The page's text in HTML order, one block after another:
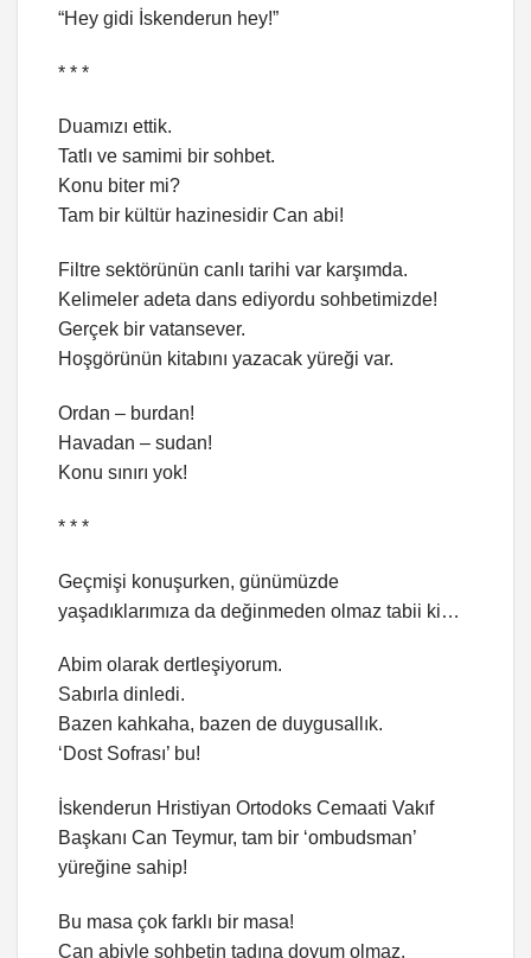
“Hey gidi İskenderun hey!”
* * *
Duamızı ettik.
Tatlı ve samimi bir sohbet.
Konu biter mi?
Tam bir kültür hazinesidir Can abi!
Filtre sektörünün canlı tarihi var karşımda.
Kelimeler adeta dans ediyordu sohbetimizde!
Gerçek bir vatansever.
Hoşgörünün kitabını yazacak yüreği var.
Ordan – burdan!
Havadan – sudan!
Konu sınırı yok!
* * *
Geçmişi konuşurken, günümüzde
yaşadıklarımıza da değinmeden olmaz tabii ki…
Abim olarak dertleşiyorum.
Sabırla dinledi.
Bazen kahkaha, bazen de duygusallık.
‘Dost Sofrası’ bu!
İskenderun Hristiyan Ortodoks Cemaati Vakıf
Başkanı Can Teymur, tam bir ‘ombudsman’
yüreğine sahip!
Bu masa çok farklı bir masa!
Can abiyle sohbetin tadına doyum olmaz.